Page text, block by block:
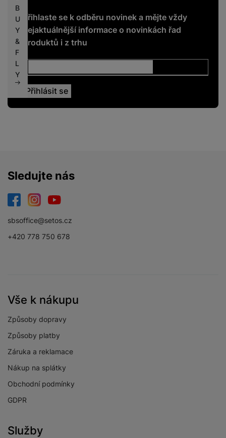
B
U
Y
&
F
L
Y
Přihlaste se k odběru novinek a mějte vždy
nejaktuálnější informace o novinkách řad
produktů i z trhu
Sledujte nás
sbsoffice@setos.cz
+420 778 750 678
Vše k nákupu
Způsoby dopravy
Způsoby platby
Záruka a reklamace
Nákup na splátky
Obchodní podmínky
GDPR
Služby